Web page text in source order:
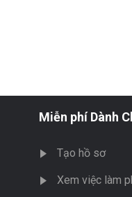
Miễn phí Dành
Tạo hồ sơ
Xem việc làm